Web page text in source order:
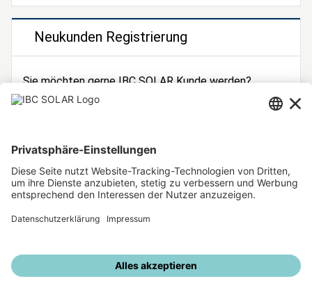
Neukunden Registrierung
Sie möchten gerne IBC SOLAR Kunde werden?
Dann registrieren Sie sich jetzt!
Unsere weiteren Angebote
IBC SOLAR Webseite